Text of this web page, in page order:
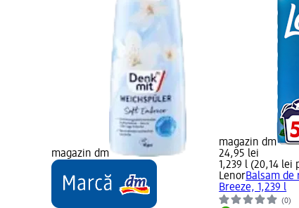
magazin dm
magazin dm
24,95 lei
1,239 l (20,14 lei
LenorBalsam de
Breeze, 1,239 l
(0)